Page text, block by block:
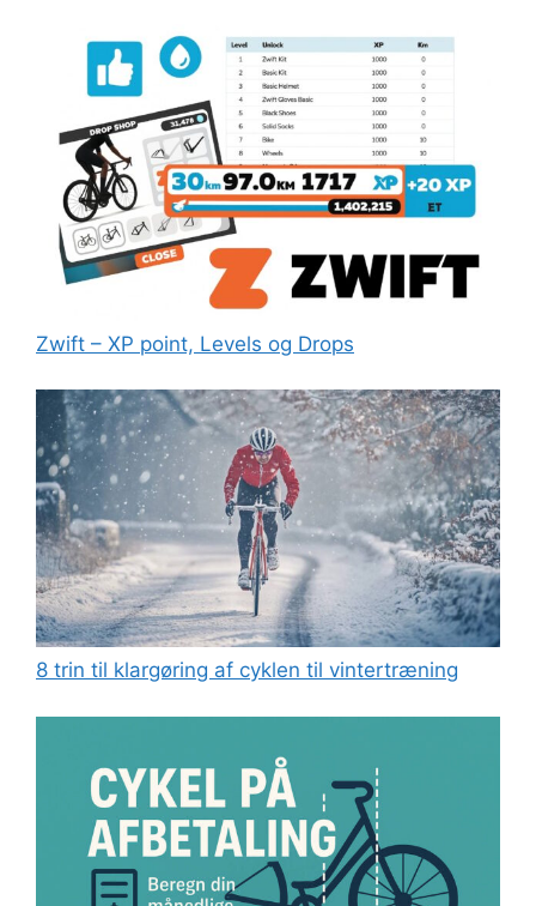
Zwift – XP point, Levels og Drops
8 trin til klargøring af cyklen til vintertræning